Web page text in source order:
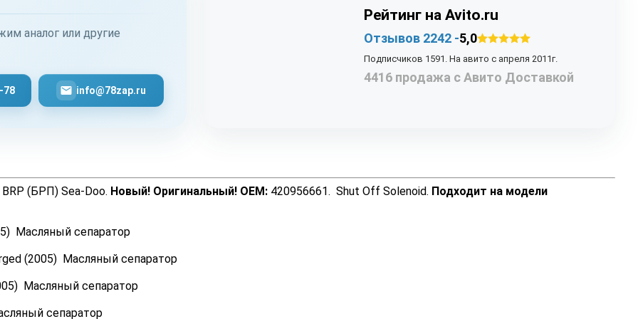
аналог или другие
78 info@78zap.ru
Рейтинг на Avito.ru
Отзывов 2242 -5,0
Подписчиков 1591. На авито с апреля 2011г.
4416 продажа с Авито Доставкой
(БРП) Sea-Doo. Новый! Оригинальный! OEM: 420956661. Shut Off Solenoid. Подходит на модели
Масляный сепаратор
(2005) Масляный сепаратор
Масляный сепаратор
сепаратор